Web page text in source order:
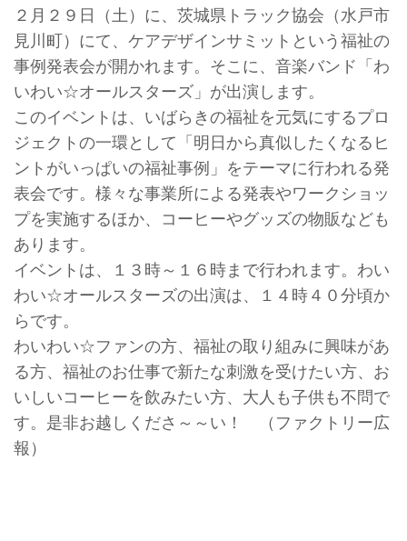
２月２９日（土）に、茨城県トラック協会（水戸市
見川町）にて、ケアデザインサミットという福祉の
事例発表会が開かれます。そこに、音楽バンド「わ
いわい☆オールスターズ」が出演します。
このイベントは、いばらきの福祉を元気にするプロ
ジェクトの一環として「明日から真似したくなるヒ
ントがいっぱいの福祉事例」をテーマに行われる発
表会です。様々な事業所による発表やワークショッ
プを実施するほか、コーヒーやグッズの物販なども
あります。
イベントは、１３時～１６時まで行われます。わい
わい☆オールスターズの出演は、１４時４０分頃か
らです。
わいわい☆ファンの方、福祉の取り組みに興味があ
る方、福祉のお仕事で新たな刺激を受けたい方、お
いしいコーヒーを飲みたい方、大人も子供も不問で
す。是非お越しくださ～～い！ （ファクトリー広
報）